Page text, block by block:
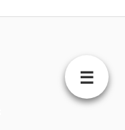
☰